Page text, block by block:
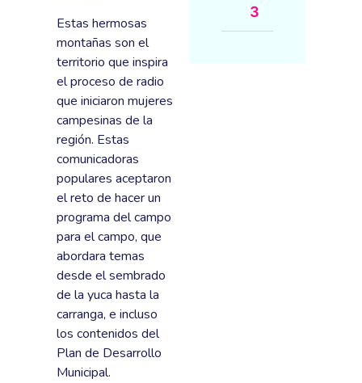
Estas hermosas
montañas son el
territorio que inspira
el proceso de radio
que iniciaron mujeres
campesinas de la
región. Estas
comunicadoras
populares aceptaron
el reto de hacer un
programa del campo
para el campo, que
abordara temas
desde el sembrado
de la yuca hasta la
carranga, e incluso
los contenidos del
Plan de Desarrollo
Municipal.
3